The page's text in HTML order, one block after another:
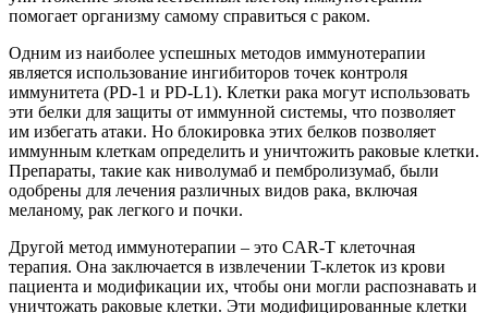
помогает организму самому справиться с раком.
Одним из наиболее успешных методов иммунотерапии
является использование ингибиторов точек контроля
иммунитета (PD-1 и PD-L1). Клетки рака могут использовать
эти белки для защиты от иммунной системы, что позволяет
им избегать атаки. Но блокировка этих белков позволяет
иммунным клеткам определить и уничтожить раковые клетки.
Препараты, такие как ниволумаб и пембролизумаб, были
одобрены для лечения различных видов рака, включая
меланому, рак легкого и почки.
Другой метод иммунотерапии – это CAR-T клеточная
терапия. Она заключается в извлечении T-клеток из крови
пациента и модификации их, чтобы они могли распознавать и
уничтожать раковые клетки. Эти модифицированные клетки